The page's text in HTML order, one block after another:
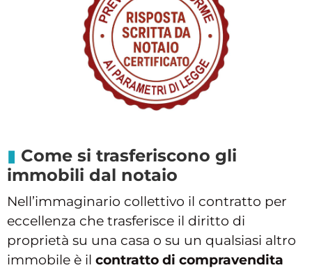
Come si trasferiscono gli
immobili dal notaio
Nell’immaginario collettivo il contratto per
eccellenza che trasferisce il diritto di
proprietà su una casa o su un qualsiasi altro
immobile è il contratto di compravendita